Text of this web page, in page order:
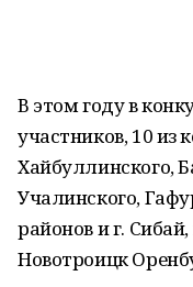
В этом году в
участников, 10 из
Хайбуллинского,
Учалинского,
районов и г.
Новотроицк